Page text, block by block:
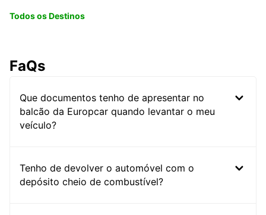
Todos os Destinos
FaQs
Que documentos tenho de apresentar no
balcão da Europcar quando levantar o meu
veículo?
Tenho de devolver o automóvel com o
depósito cheio de combustível?